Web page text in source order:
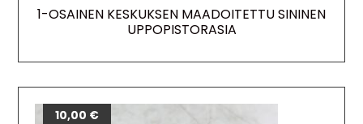
1-OSAINEN KESKUKSEN MAADOITETTU SININEN
UPPOPISTORASIA
10,00 €